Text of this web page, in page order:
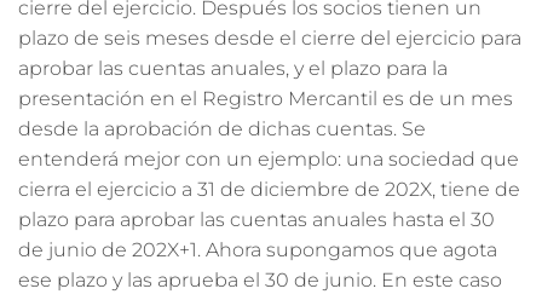
cierre del ejercicio. Después los socios tienen un
plazo de seis meses desde el cierre del ejercicio para
aprobar las cuentas anuales, y el plazo para la
presentación en el Registro Mercantil es de un mes
desde la aprobación de dichas cuentas. Se
entenderá mejor con un ejemplo: una sociedad que
cierra el ejercicio a 31 de diciembre de 202X, tiene de
plazo para aprobar las cuentas anuales hasta el 30
de junio de 202X+1. Ahora supongamos que agota
ese plazo y las aprueba el 30 de junio. En este caso